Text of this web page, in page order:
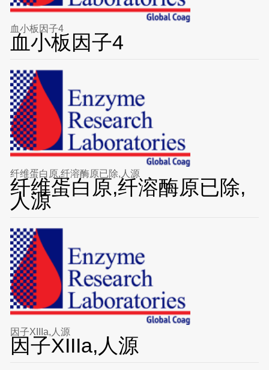
血小板因子4
血小板因子4
纤维蛋白原,纤溶酶原已除,人源
纤维蛋白原,纤溶酶原已除,
人源
因子XIIIa,人源
因子XIIIa,人源